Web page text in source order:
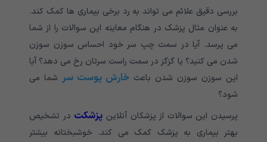
بررسی دقیق علائم می تواند به رد برخی بیماری ها کمک کند.
به عنوان مثال پزشک در هنگام معاینه این سوالات را از شما
می پرسد. آیا در سمت چپ سر خود احساس سوزن سوزن
شدن می کنید؟ یا گزگز در سمت راست سرتان رخ می دهد؟ آیا
این سوزن سوزن شدن باعث خارش پوست سر شما می
شود؟
پرسیدن این سوالات از پزشکان آنلاین پزشکت در تشخیص
بهتر بیماری به پزشک کمک می کند. خوشبختانه بیشتر